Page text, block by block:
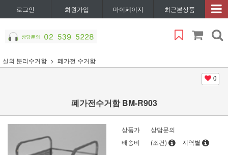
로그인 회원가입 마이페이지 최근본상품
실외 분리수거함 폐가전 수거함
0
폐가전수거함 BM-R903
상품가
상담문의
배송비
(조건) 지역별